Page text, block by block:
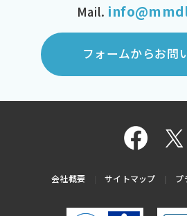
Mail.
フォームからお問
会社概要 サイトマップ プ